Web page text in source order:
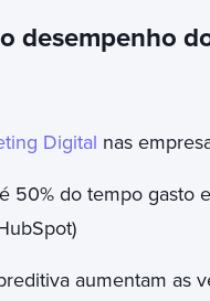
desempenho
Digital nas
50% do tempo gasto
aumentam as